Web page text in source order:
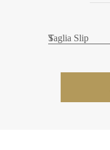
S
Taglia Slip